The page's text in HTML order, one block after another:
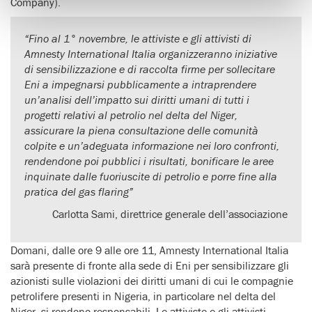
“Fino al 1° novembre, le attiviste e gli attivisti di
Amnesty International Italia organizzeranno iniziative
di sensibilizzazione e di raccolta firme per sollecitare
Eni a impegnarsi pubblicamente a intraprendere
un’analisi dell’impatto sui diritti umani di tutti i
progetti relativi al petrolio nel delta del Niger,
assicurare la piena consultazione delle comunità
colpite e un’adeguata informazione nei loro confronti,
rendendone poi pubblici i risultati, bonificare le aree
inquinate dalle fuoriuscite di petrolio e porre fine alla
pratica del gas flaring”
Carlotta Sami, direttrice generale dell’associazione
Domani, dalle ore 9 alle ore 11, Amnesty International Italia
sarà presente di fronte alla sede di Eni per sensibilizzare gli
azionisti sulle violazioni dei diritti umani di cui le compagnie
petrolifere presenti in Nigeria, in particolare nel delta del